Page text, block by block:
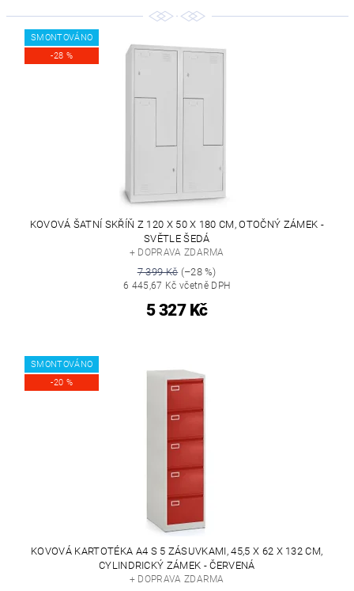
SMONTOVÁNO
-28 %
KOVOVÁ ŠATNÍ SKŘÍŇ Z 120 X 50 X 180 CM, OTOČNÝ ZÁMEK -
SVĚTLE ŠEDÁ
+ DOPRAVA ZDARMA
7 399 Kč(–28 %)
6 445,67 Kč včetně DPH
5 327 Kč
SMONTOVÁNO
-20 %
KOVOVÁ KARTOTÉKA A4 S 5 ZÁSUVKAMI, 45,5 X 62 X 132 CM,
CYLINDRICKÝ ZÁMEK - ČERVENÁ
+ DOPRAVA ZDARMA